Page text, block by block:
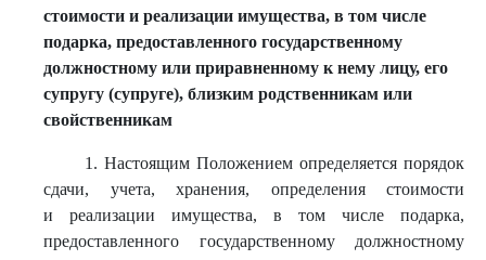
стоимости и реализации имущества, в том числе
подарка, предоставленного государственному
должностному или приравненному к нему лицу, его
супругу (супруге), близким родственникам или
свойственникам
1. Настоящим Положением определяется порядок
сдачи, учета, хранения, определения стоимости
и реализации имущества, в том числе подарка,
предоставленного государственному должностному